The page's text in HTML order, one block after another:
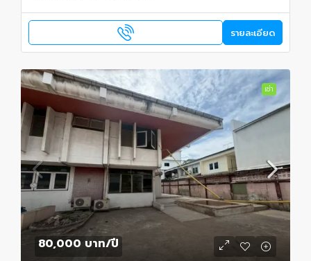
รายละเอียด
เช่า
80,000 บาท/ปี